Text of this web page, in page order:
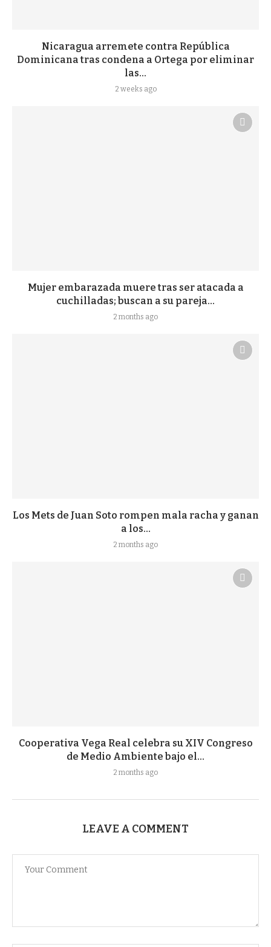
Nicaragua arremete contra República
Dominicana tras condena a Ortega por eliminar
las...
2 weeks ago
Mujer embarazada muere tras ser atacada a
cuchilladas; buscan a su pareja...
2 months ago
Los Mets de Juan Soto rompen mala racha y ganan
a los...
2 months ago
Cooperativa Vega Real celebra su XIV Congreso
de Medio Ambiente bajo el...
2 months ago
LEAVE A COMMENT